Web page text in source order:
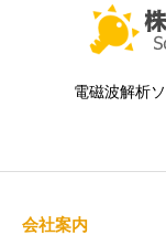
電磁波解析
会社案内